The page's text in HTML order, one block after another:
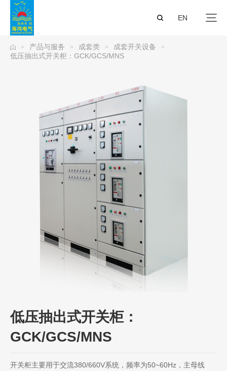
EN
> 产品与服务 > 成套类 > 成套开关设备 >
低压抽出式开关柜：GCK/GCS/MNS
低压抽出式开关柜：
GCK/GCS/MNS
开关柜主要用于交流380/660V系统，频率为50~60Hz，主母线